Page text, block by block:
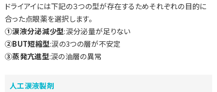
ドライアイには下記の３つの型が存在するためそれぞれの目的に
合った点眼薬を選択します。
①涙液分泌減少型:涙分泌量が足りない
②BUT短縮型:涙の3つの層が不安定
③蒸発亢進型:涙の油層の異常
人工涙液製剤